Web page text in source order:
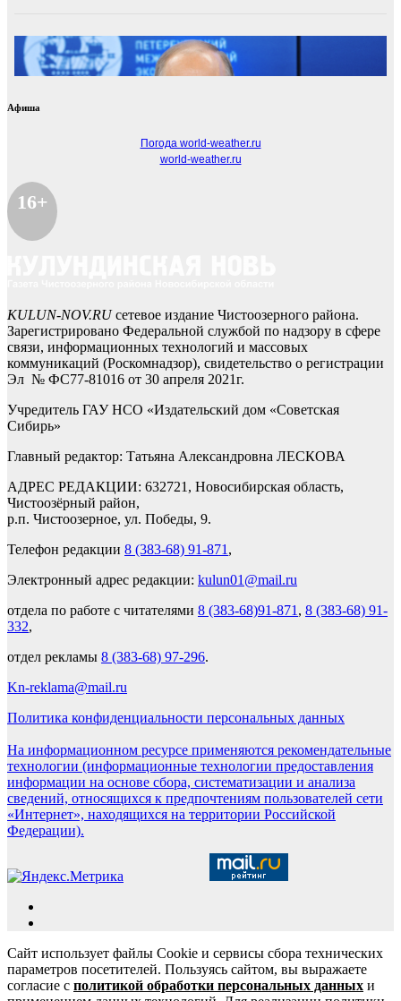
Афиша
Погода world-weather.ru
world-weather.ru
16+
KULUN-NOV.RUсетевое издание Чистоозерного района.
Зарегистрировано Федеральной службой по надзору в сфере
связи, информационных технологий и массовых
коммуникаций (Роскомнадзор), свидетельство о регистрации
Эл № ФС77-81016 от 30 апреля 2021г.
Учредитель ГАУ НСО «Издательский дом «Советская
Сибирь»
Главный редактор: Татьяна Александровна ЛЕСКОВА
АДРЕС РЕДАКЦИИ: 632721, Новосибирская область,
Чистоозёрный район,
р.п. Чистоозерное, ул. Победы, 9.
Телефон редакции 8 (383-68) 91-871 ,
Электронный адрес редакции: kulun01@mail.ru
отдела по работе с читателями 8 (383-68)91-871 , 8 (383-68) 91-
332,
отдел рекламы 8 (383-68) 97-296.
Kn-reklama@mail.ru
Политика конфиденциальности персональных данных
На информационном ресурсе применяются рекомендательные
технологии (информационные технологии предоставления
информации на основе сбора, систематизации и анализа
сведений, относящихся к предпочтениям пользователей сети
«Интернет», находящихся на территории Российской
Федерации).
Сайт использует файлы Cookie и сервисы сбора технических
параметров посетителей. Пользуясь сайтом, вы выражаете
согласие с политикой обработки персональных данных и